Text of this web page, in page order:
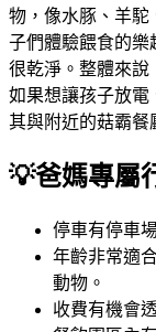
物，像水豚、羊駝
子們體驗餵食的樂
很乾淨。整體來說
如果想讓孩子放電
其與附近的菇霸餐
💡爸媽專屬
停車有停車
年齡非常適
動物。
收費有機會